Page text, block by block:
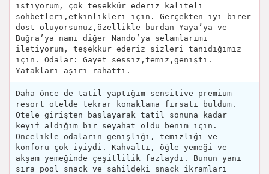
istiyorum, çok teşekkür ederiz kaliteli
sohbetleri,etkinlikleri için. Gerçekten iyi birer
dost oluyorsunuz,özellikle burdan Yaya’ya ve
Buğra’ya namı diğer Nando’ya selamlarımı
iletiyorum, teşekkür ederiz sizleri tanıdığımız
için. Odalar: Gayet sessiz,temiz,genişti.
Yatakları aşırı rahattı.
Daha önce de tatil yaptığım sensitive premium
resort otelde tekrar konaklama fırsatı buldum.
Otele girişten başlayarak tatil sonuna kadar
keyif aldığım bir seyahat oldu benim için.
Öncelikle odaların genişliği, temizliği ve
konforu çok iyiydi. Kahvaltı, öğle yemeği ve
akşam yemeğinde çeşitlilik fazlaydı. Bunun yanı
sıra pool snack ve sahildeki snack ikramları